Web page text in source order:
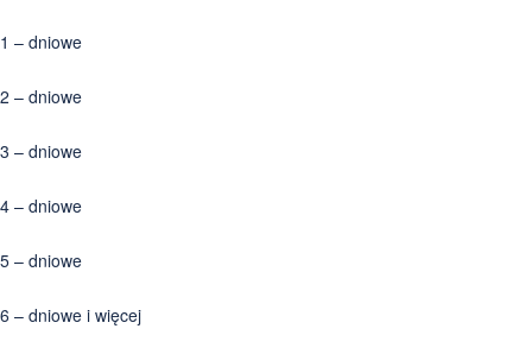
1 – dniowe
2 – dniowe
3 – dniowe
4 – dniowe
5 – dniowe
6 – dniowe i więcej